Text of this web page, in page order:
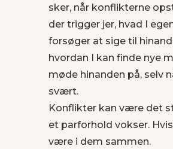
sker, når konflikterne
der trigger jer, hvad I
forsøger at sige til
hvordan I kan finde nye
møde hinanden på, selv
svært.
Konflikter kan være det
et parforhold vokser.
være i dem sammen.